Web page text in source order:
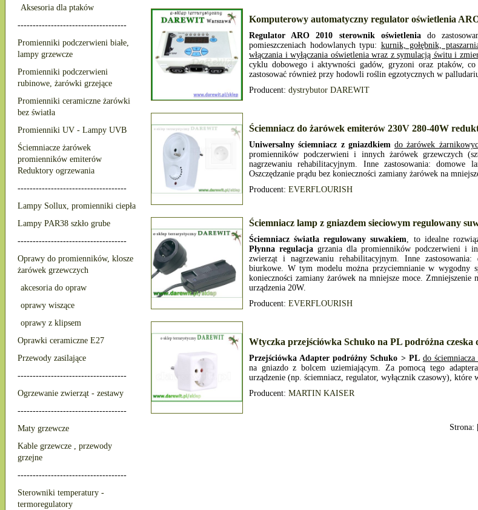
Aksesoria dla ptaków
------------------------------------
Promienniki podczerwieni białe,
lampy grzewcze
Promienniki podczerwieni
rubinowe, żarówki grzejące
Promienniki ceramiczne żarówki
bez światła
Promienniki UV - Lampy UVB
Ściemniacze żarówek
promienników emiterów
Reduktory ogrzewania
------------------------------------
Lampy Sollux, promienniki ciepła
Lampy PAR38 szkło grube
------------------------------------
Oprawy do promienników, klosze
żarówek grzewczych
akcesoria do opraw
oprawy wiszące
oprawy z klipsem
Oprawki ceramiczne E27
Przewody zasilające
------------------------------------
Ogrzewanie zwierząt - zestawy
------------------------------------
Maty grzewcze
Kable grzewcze , przewody
grzejne
------------------------------------
Sterowniki temperatury -
termoregulatory
Komputerowy automatyczny regulator oświetlenia
Regulator ARO 2010 sterownik oświetleniado
pomieszczeniach hodowlanych typu: kurnik, gołębnik,
włączania i wyłączania oświetlenia wraz z symulacją świtu i
cyklu dobowego i aktywności gadów, gryzoni oraz ptaków,
zastosować również przy hodowli roślin egzotycznych w
Producent: dystrybutor DAREWIT
Ściemniacz do żarówek emiterów 230V 280-40W
Uniwersalny ściemniacz z gniazdkiem do żarówek
promienników podczerwieni i innych żarówek grzewczych
nagrzewaniu rehabilitacyjnym. Inne zastosowania: domowe
Oszczędzanie prądu bez konieczności zamiany żarówek na
Producent: EVERFLOURISH
Ściemniacz lamp z gniazdem sieciowym regulowany
Ściemniacz światła regulowany suwakiem, to idealne
Płynna regulacja grzania dla promienników podczerwieni i
zwierząt i nagrzewaniu rehabilitacyjnym. Inne
biurkowe. W tym modelu można przyciemnianie w wygodny
konieczności zamiany żarówek na mniejsze moce. Zmniejszenie
urządzenia 20W.
Producent: EVERFLOURISH
Wtyczka przejściówka Schuko na PL podróżna czeska
Przejściówka Adapter podróżny Schuko > PL do ściemniacza
na gniazdo z bolcem uziemiającym. Za pomocą tego
urządzenie (np. ściemniacz, regulator, wyłącznik czasowy),
Producent: MARTIN KAISER
Strona: